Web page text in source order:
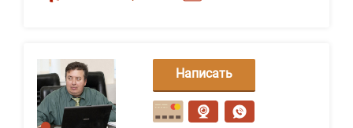
Написать
сообщение